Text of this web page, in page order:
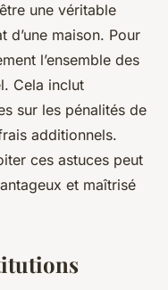
une véritable
d’une maison. Pour
l’ensemble des
Cela inclut
sur les pénalités de
additionnels.
ces astuces peut
et maîtrisé